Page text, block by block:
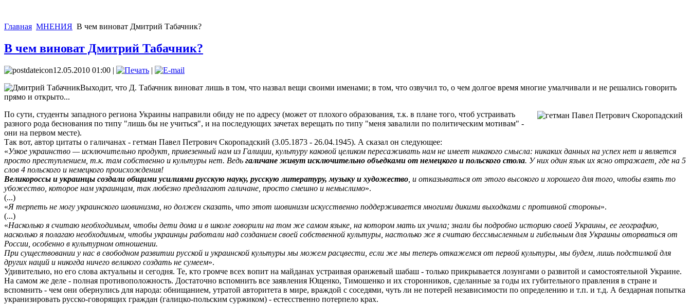
Главная МНЕНИЯ В чем виноват Дмитрий Табачник?
В чем виноват Дмитрий Табачник?
12.05.2010 01:00 |
|
Выходит, что Д. Табачник виноват лишь в том, что назвал вещи своими именами; в том, что озвучил то, о чем долгое время многие умалчивали и не решались говорить
прямо и открыто...
По сути, студенты западного региона Украины направили обиду не по адресу (может от плохого образования, т.к. в плане того, чтоб устраивать
разного рода беснования по типу "лишь бы не учиться", и на последующих зачетах верещать по типу "меня завалили по политическим мотивам" -
они на первом месте).
Так вот, автор цитаты о галичанах - гетман Павел Петрович Скоропадский (3.05.1873 - 26.04.1945). А сказал он следующее:
«Узкое украинство — исключительно продукт, привезенный нам из Галиции, культуру каковой целиком пересаживать нам не имеет никакого смысла: никаких данных на успех нет и является
просто преступлением, т.к. там собственно и культуры нет. Ведь галичане живут исключительно объедками от немецкого и польского стола. У них один язык их ясно отражает, где на 5
слов 4 польского и немецкого происхождения!
Великороссы и украинцы создали общими усилиями русскую науку, русскую литературу, музыку и художество , и отказываться от этого высокого и хорошего для того, чтобы взять то
убожество, которое нам украинцам, так любезно предлагают галичане, просто смешно и немыслимо».
(...)
«Я терпеть не могу украинского шовинизма, но должен сказать, что этот шовинизм искусственно поддерживается многими дикими выходками с противной стороны».
(...)
«Насколько я считаю необходимым, чтобы дети дома и в школе говорили на том же самом языке, на котором мать их учила; знали бы подробно историю своей Украины, ее географию,
насколько я полагаю необходимым, чтобы украинцы работали над созданием своей собственной культуры, настолько же я считаю бессмысленным и гибельным для Украины оторваться от
России, особенно в культурном отношении.
При существовании у нас в свободном развитии русской и украинской культуры мы можем расцвести, если же мы теперь откажемся от первой культуры, мы будем, лишь подстилкой для
других наций и никогда ничего великого создать не сумеем».
Удивительно, но его слова актуальны и сегодня. Те, кто громче всех вопит на майданах устраивая оранжевый шабаш - только прикрывается лозунгами о развитой и самостоятельной Украине.
На самом же деле - полная противоположность. Достаточно вспомнить все заявления Ющенко, Тимошенко и их сторонников, сделанные за годы их губительного правления в стране и
вспомнить - чем они обернулись для народа: обнищанием, утратой авторитета в мире, враждой с соседями, чуть ли не потерей независимости по определению и т.п. и т.д. А бездарная попытка
укранизировать русско-говорящих граждан (галицко-польским суржиком) - естесственно потерпело крах.